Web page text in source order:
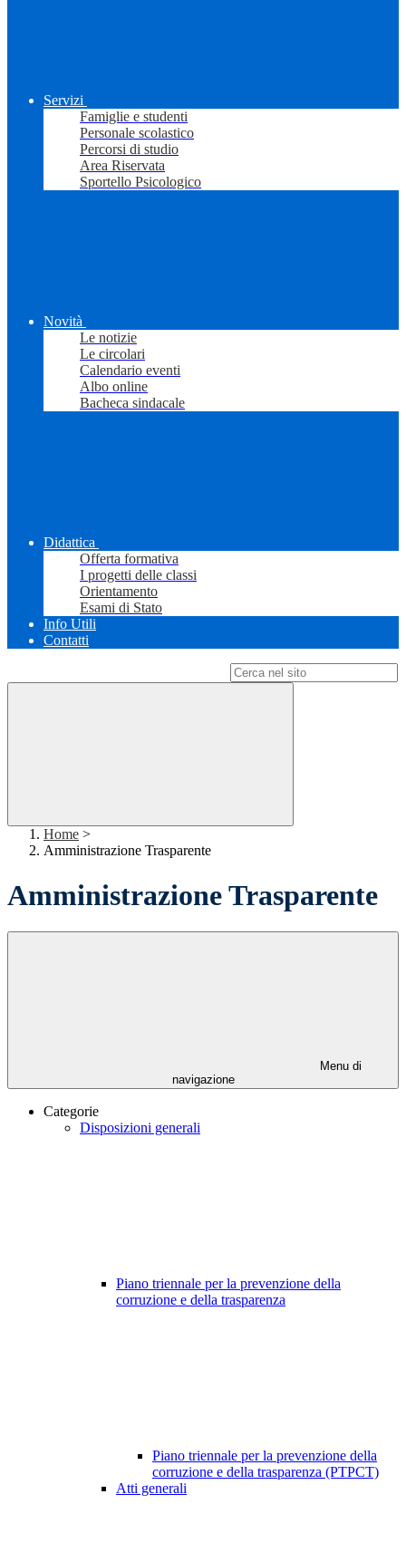
Servizi
Famiglie e studenti
Personale scolastico
Percorsi di studio
Area Riservata
Sportello Psicologico
Novità
Le notizie
Le circolari
Calendario eventi
Albo online
Bacheca sindacale
Didattica
Offerta formativa
I progetti delle classi
Orientamento
Esami di Stato
Info Utili
Contatti
Home >
Amministrazione Trasparente
Amministrazione Trasparente
Menu di
navigazione
Categorie
Disposizioni generali
Piano triennale per la prevenzione della
corruzione e della trasparenza
Piano triennale per la prevenzione della
corruzione e della trasparenza (PTPCT)
Atti generali